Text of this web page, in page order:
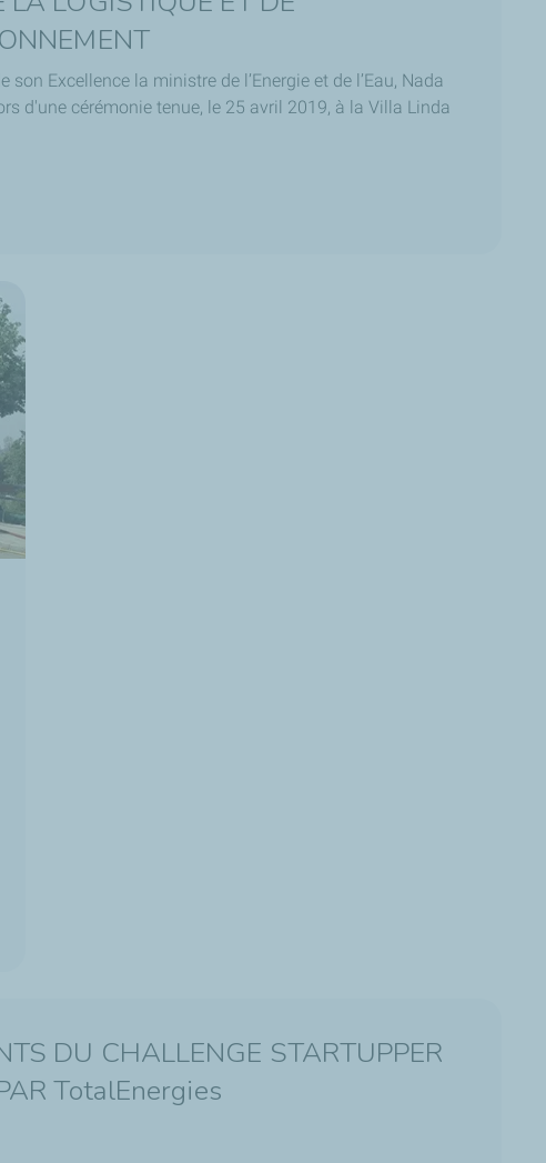
son Excellence la ministre de l’Energie et de l’Eau, Nada
d'une cérémonie tenue, le 25 avril 2019, à la Villa Linda
DU CHALLENGE STARTUPPER
TotalEnergies